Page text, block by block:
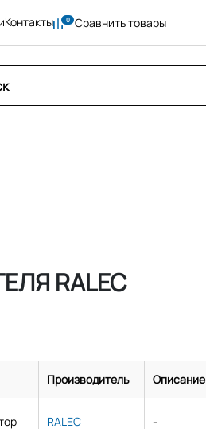
Контакты Сравнить товары
RALEC
Производитель Описание
RALEC -